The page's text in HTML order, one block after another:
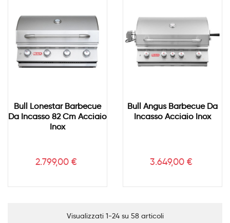
Bull Lonestar Barbecue
Da Incasso 82 Cm Acciaio
Inox
Prezzo
2.799,00 €
Bull Angus Barbecue Da
Incasso Acciaio Inox
Prezzo
3.649,00 €
Visualizzati 1-24 su 58 articoli